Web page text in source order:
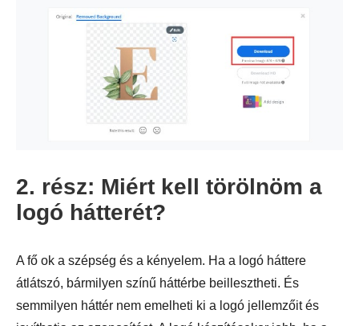
2. rész: Miért kell törölnöm a
logó hátterét?
A fő ok a szépség és a kényelem. Ha a logó háttere
átlátszó, bármilyen színű háttérbe beillesztheti. És
semmilyen háttér nem emelheti ki a logó jellemzőit és